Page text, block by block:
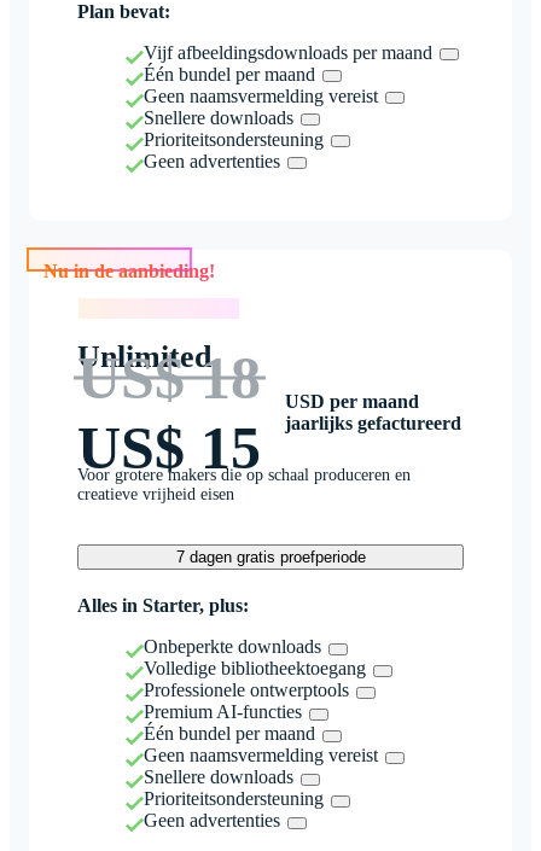
Plan bevat:
Vijf afbeeldingsdownloads per maand
Één bundel per maand
Geen naamsvermelding vereist
Snellere downloads
Prioriteitsondersteuning
Geen advertenties
Nu in de aanbieding!
Unlimited
US$ 18
US$ 15
USD per maand
jaarlijks gefactureerd
Voor grotere makers die op schaal produceren en
creatieve vrijheid eisen
7 dagen gratis proefperiode
Alles in Starter, plus:
Onbeperkte downloads
Volledige bibliotheektoegang
Professionele ontwerptools
Premium AI-functies
Één bundel per maand
Geen naamsvermelding vereist
Snellere downloads
Prioriteitsondersteuning
Geen advertenties